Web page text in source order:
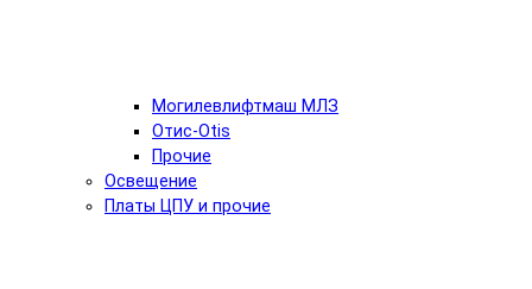
Могилевлифтмаш МЛЗ
Отис-Otis
Прочие
Освещение
Платы ЦПУ и прочие